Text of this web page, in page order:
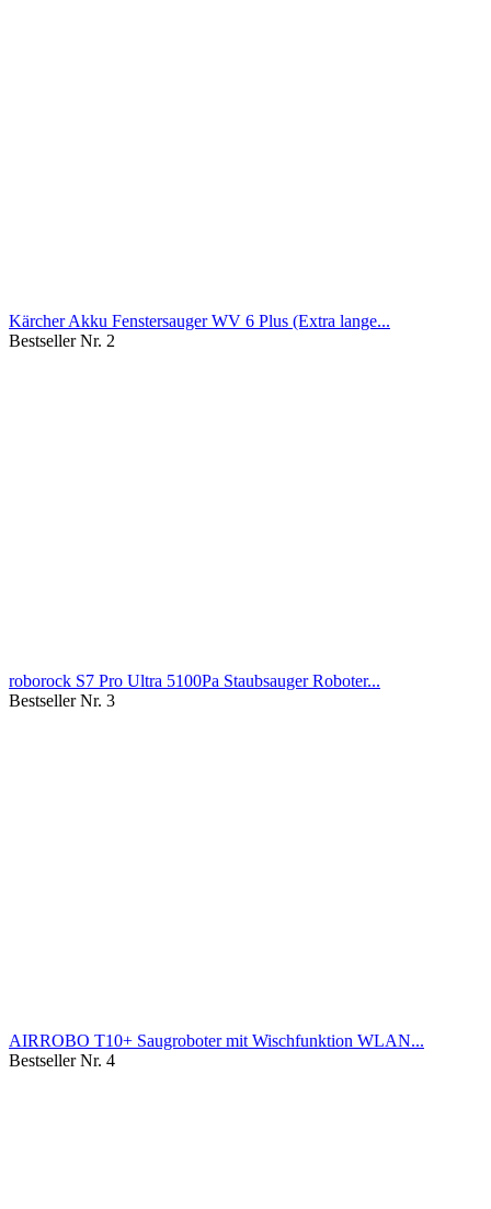
Kärcher Akku Fenstersauger WV 6 Plus (Extra lange...
Bestseller Nr. 2
roborock S7 Pro Ultra 5100Pa Staubsauger Roboter...
Bestseller Nr. 3
AIRROBO T10+ Saugroboter mit Wischfunktion WLAN...
Bestseller Nr. 4